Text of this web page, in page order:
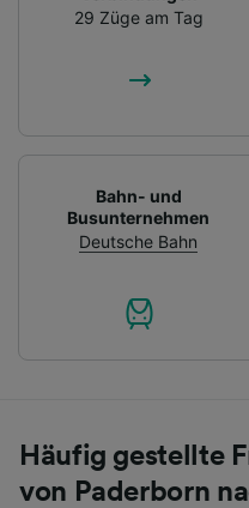
29 Züge am Tag
Bahn- und
Busunternehmen
Deutsche Bahn
Häufig gestellte
von Paderborn